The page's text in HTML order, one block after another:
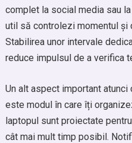
complet la social media sau
util să controlezi momentul și
Stabilirea unor intervale
reduce impulsul de a verifica
Un alt aspect important
este modul în care îți
laptopul sunt proiectate
cât mai mult timp posibil.